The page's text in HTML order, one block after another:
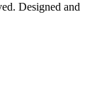
Designed and